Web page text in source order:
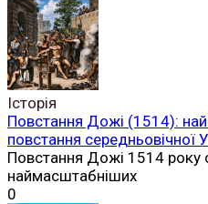
Історія
Повстання Дожі (1514):
повстання середньовічної
Повстання Дожі 1514 року
наймасштабніших
0